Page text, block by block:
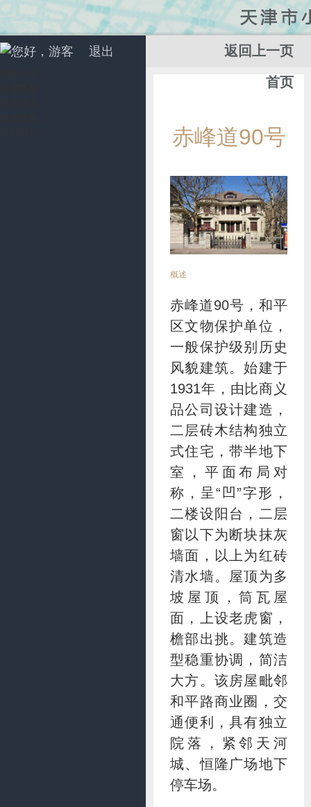
您好，游客 退出 返回上一页
首页
赤峰道90号
概述
赤峰道90号，和平
区文物保护单位，
一般保护级别历史
风貌建筑。始建于
1931年，由比商义
品公司设计建造，
二层砖木结构独立
式住宅，带半地下
室，平面布局对
称，呈“凹”字形，
二楼设阳台，二层
窗以下为断块抹灰
墙面，以上为红砖
清水墙。屋顶为多
坡屋顶，筒瓦屋
面，上设老虎窗，
檐部出挑。建筑造
型稳重协调，简洁
大方。该房屋毗邻
和平路商业圈，交
通便利，具有独立
院落，紧邻天河
城、恒隆广场地下
停车场。